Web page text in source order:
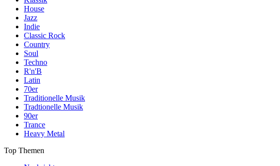
House
Jazz
Indie
Classic Rock
Country
Soul
Techno
R'n'B
Latin
70er
Traditionelle Musik
Tradtionelle Musik
90er
Trance
Heavy Metal
Top Themen